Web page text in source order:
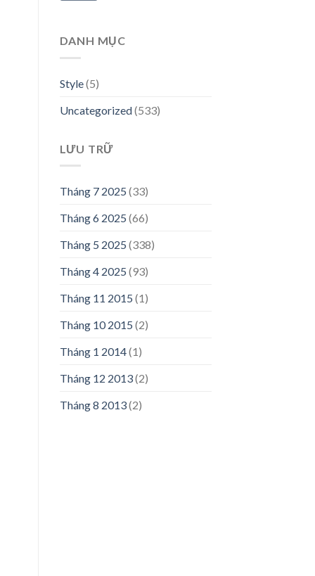
DANH MỤC
Style(5)
Uncategorized(533)
LƯU TRỮ
Tháng 7 2025 (33)
Tháng 6 2025 (66)
Tháng 5 2025 (338)
Tháng 4 2025 (93)
Tháng 11 2015 (1)
Tháng 10 2015 (2)
Tháng 1 2014(1)
Tháng 12 2013(2)
Tháng 8 2013(2)